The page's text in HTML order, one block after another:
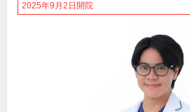
2025年9月2日開院